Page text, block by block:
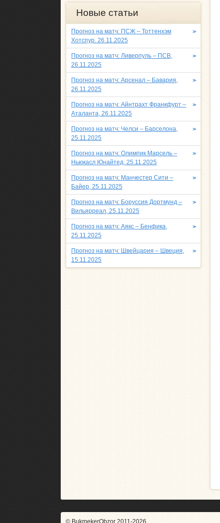
Новые статьи
>
Прогноз на матч: ПСЖ – Тоттенхэм
Хотспур. 26.11.2025
>
Прогноз на матч: Ливерпуль – ПСВ,
26.11.2025
>
Прогноз на матч: Арсенал – Бавария,
26.11.2025
>
Прогноз на матч: Айнтрахт Франкфурт –
Аталанта, 26.11.2025
>
Прогноз на матч: Челси – Барселона,
25.11.2025
>
Прогноз на матч: Олимпик Марсель –
Ньюкасл Юнайтед, 25.11.2025
>
Прогноз на матч: Манчестер Сити –
Байер, 25.11.2025
>
Прогноз на матч: Боруссия Дортмунд –
Вильярреал, 25.11.2025
>
Прогноз на матч: Аякс – Бенфика,
25.11.2025
>
Прогноз на матч: Швейцария – Швеция,
15.11.2025